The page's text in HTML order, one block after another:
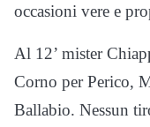
occasioni vere e
Al 12’ mister
Corno per Perico,
Ballabio. Nessun